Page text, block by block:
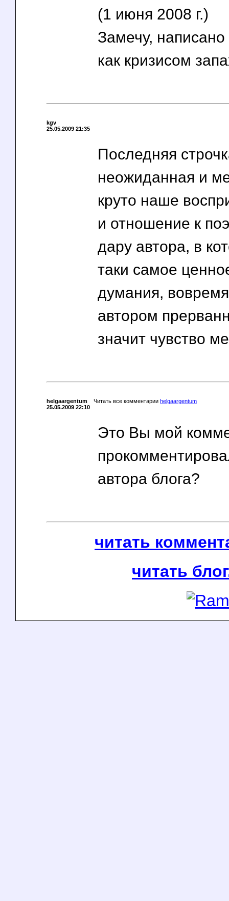
(1 июня 2008 г.)
Замечу,
как кризисом
kgv
25.05.2009 21:35
Последняя
неожиданная и
круто наше
и отношение к
дару автора, в
таки самое
думания,
автором
значит чувство
helgaargentum Читать все комментарии helgaargentum
25.05.2009 22:10
Это Вы мой
автора блога?
читать
читать